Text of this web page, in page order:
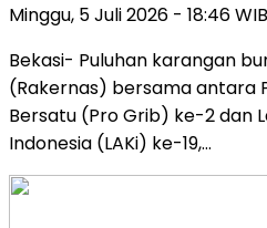
Minggu, 5 Juli 2026 - 18:46 WIB
Bekasi- Puluhan karangan
(Rakernas) bersama antara
Bersatu (Pro Grib) ke-2 dan
Indonesia (LAKi) ke-19,…